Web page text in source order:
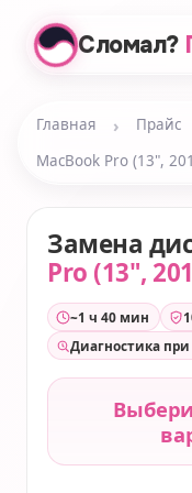
Сломал?
Главная › Прайс
MacBook Pro (13",
Замена
Pro (13",
~1 ч 40 мин
Диагностика при